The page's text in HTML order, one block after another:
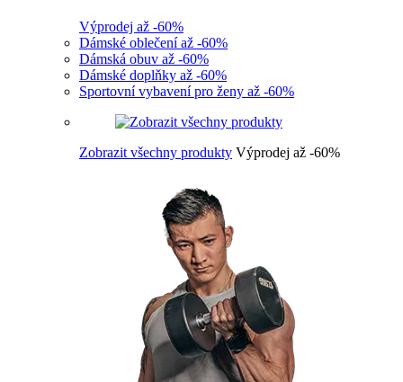
Výprodej až -60%
Dámské oblečení až -60%
Dámská obuv až -60%
Dámské doplňky až -60%
Sportovní vybavení pro ženy až -60%
Zobrazit všechny produkty Výprodej až -60%